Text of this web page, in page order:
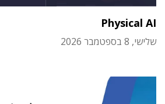
Physical AI
שלישי, 8 בספטמבר 2026